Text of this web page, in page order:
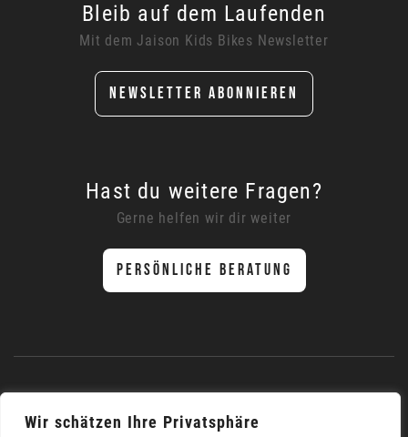
Wir schätzen Ihre Privatsphäre
Bleib auf dem Laufenden
Mit dem Jaison Kids Bikes Newsletter
NEWSLETTER ABONNIEREN
Hast du weitere Fragen?
Gerne helfen wir dir weiter
PERSÖNLICHE BERATUNG